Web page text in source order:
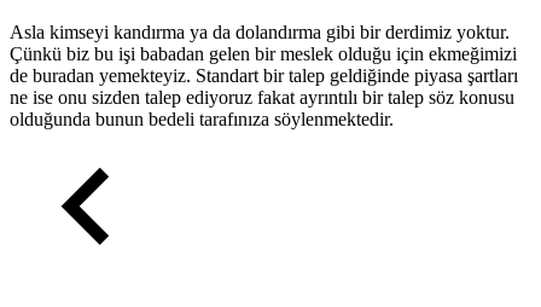
Asla kimseyi kandırma ya da dolandırma gibi bir derdimiz yoktur.
Çünkü biz bu işi babadan gelen bir meslek olduğu için ekmeğimizi
de buradan yemekteyiz. Standart bir talep geldiğinde piyasa şartları
ne ise onu sizden talep ediyoruz fakat ayrıntılı bir talep söz konusu
olduğunda bunun bedeli tarafınıza söylenmektedir.